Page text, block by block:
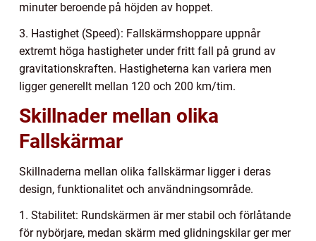
minuter beroende på höjden av hoppet.
3. Hastighet (Speed): Fallskärmshoppare uppnår
extremt höga hastigheter under fritt fall på grund av
gravitationskraften. Hastigheterna kan variera men
ligger generellt mellan 120 och 200 km/tim.
Skillnader mellan olika
Fallskärmar
Skillnaderna mellan olika fallskärmar ligger i deras
design, funktionalitet och användningsområde.
1. Stabilitet: Rundskärmen är mer stabil och förlåtande
för nybörjare, medan skärm med glidningskilar ger mer